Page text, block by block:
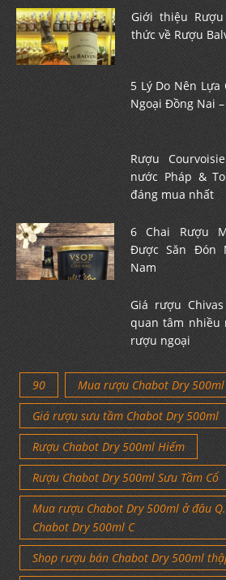
Giới thiệu
thức về Rượu
5 Lý Do Nên Lựa
Ngoại Đồng Nai
Rượu
nước Pháp &
đáng mua nhất
6 Chai Rượu
Được Săn Đón
Nam
Giá rượu
quan tâm
rượu ngoại
90
Mua rượu Chabot Dry
Giá rượu sưu tầm Chabot Dry 500ml
Rượu Chabot Dry 500ml Hiếm
Rượu Chabot Dry 500ml Sưu Tầm Cổ
Mua rượu Chabot Dry 500ml ở đâu
Chabot Dry 500ml C
Shop rượu bán Chabot Dry 500ml